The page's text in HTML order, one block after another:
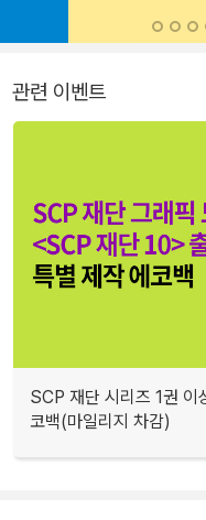
관련 이벤트
SCP 재단 시리즈 1권 이
코백(마일리지 차감)